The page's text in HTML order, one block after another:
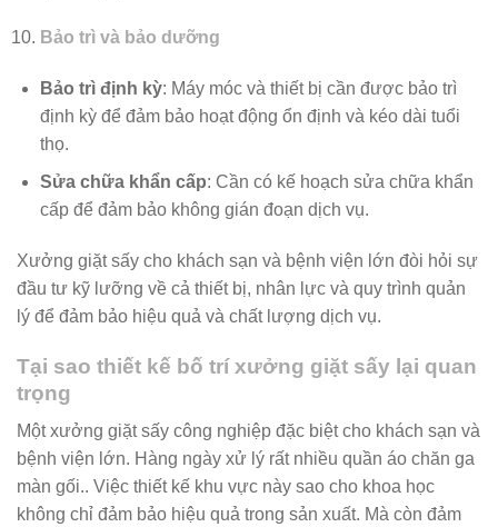
Bảo trì và bảo dưỡng
Bảo trì định kỳ: Máy móc và thiết bị cần được bảo trì
định kỳ để đảm bảo hoạt động ổn định và kéo dài tuổi
thọ.
Sửa chữa khẩn cấp: Cần có kế hoạch sửa chữa khẩn
cấp để đảm bảo không gián đoạn dịch vụ.
Xưởng giặt sấy cho khách sạn và bệnh viện lớn đòi hỏi sự
đầu tư kỹ lưỡng về cả thiết bị, nhân lực và quy trình quản
lý để đảm bảo hiệu quả và chất lượng dịch vụ.
Tại sao thiết kế bố trí xưởng giặt sấy lại quan
trọng
Một xưởng giặt sấy công nghiệp đặc biệt cho khách sạn và
bệnh viện lớn. Hàng ngày xử lý rất nhiều quần áo chăn ga
màn gối.. Việc thiết kế khu vực này sao cho khoa học
không chỉ đảm bảo hiệu quả trong sản xuất. Mà còn đảm